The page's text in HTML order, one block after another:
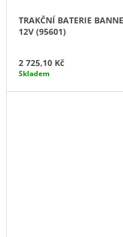
TRAKČNÍ BATERIE
12V (95601)
2 725,10 Kč
Skladem